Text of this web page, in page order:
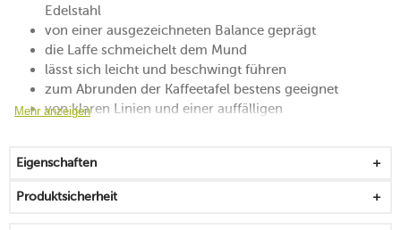
Edelstahl
von einer ausgezeichneten Balance geprägt
die Laffe schmeichelt dem Mund
lässt sich leicht und beschwingt führen
zum Abrunden der Kaffeetafel bestens geeignet
von klaren Linien und einer auffälligen
Mehr anzeigen
Eigenschaften
Produktsicherheit